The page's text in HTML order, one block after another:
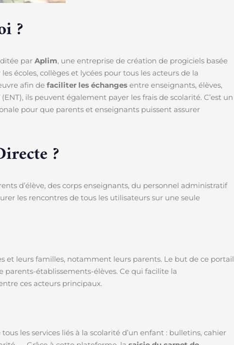
?
par Aplim, une entreprise de création de progiciels basée
écoles, collèges et lycées pour tous les acteurs de la
afin de faciliter les échanges entre enseignants, élèves,
(ENT), ils peuvent également payer les frais de scolarité. C’est un
pour que parents et enseignants puissent assurer
?
d’élève, des corps enseignants, du personnel administratif
les rencontres de tous les utilisateurs sur une seule
et leurs familles, notamment leurs parents. Le but de ce portail
établissements-élèves. Ce qui facilite la
ces acteurs principaux.
tous les services liés à la scolarité d’un enfant : bulletins, cahier